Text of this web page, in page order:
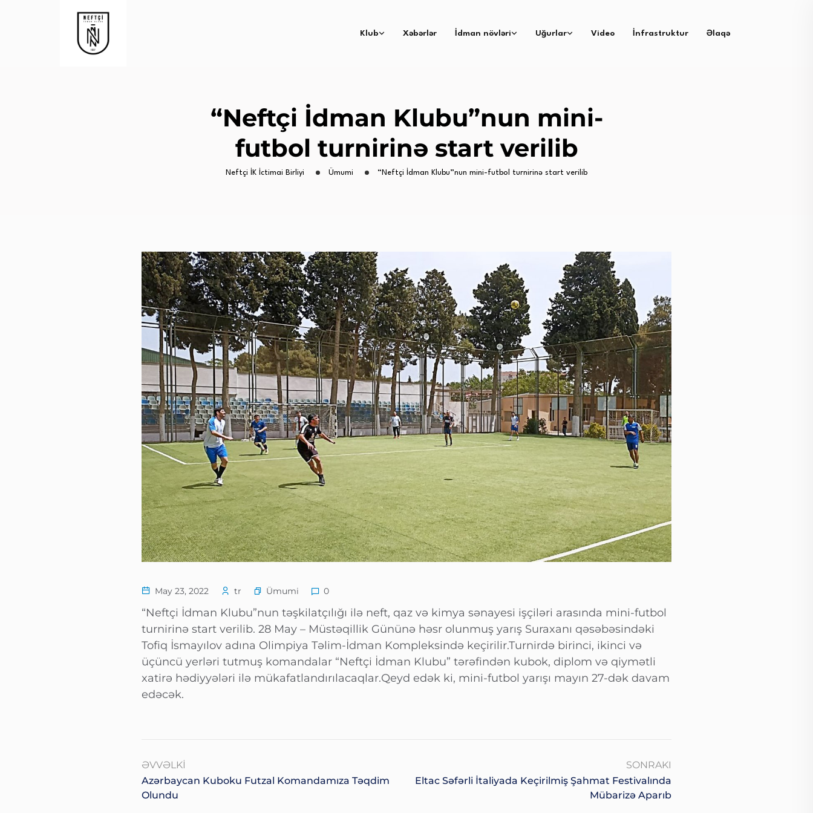
Klub Xəbərlər İdman növləri Uğurlar Video İnfrastruktur Əlaqə
“Neftçi İdman Klubu”nun mini-
futbol turnirinə start verilib
Neftçi İK İctimai Birliyi Ümumi “Neftçi İdman Klubu”nun mini-futbol turnirinə start verilib
May 23, 2022 tr Ümumi 0
“Neftçi İdman Klubu”nun təşkilatçılığı ilə neft, qaz və kimya sənayesi işçiləri arasında mini-futbol
turnirinə start verilib. 28 May – Müstəqillik Gününə həsr olunmuş yarış Suraxanı qəsəbəsindəki
Tofiq İsmayılov adına Olimpiya Təlim-İdman Kompleksində keçirilir.Turnirdə birinci, ikinci və
üçüncü yerləri tutmuş komandalar “Neftçi İdman Klubu” tərəfindən kubok, diplom və qiymətli
xatirə hədiyyələri ilə mükafatlandırılacaqlar.Qeyd edək ki, mini-futbol yarışı mayın 27-dək davam
edəcək.
ƏVVƏLKI
Azərbaycan Kuboku Futzal Komandamıza Təqdim
Olundu
SONRAKI
Eltac Səfərli İtaliyada Keçirilmiş Şahmat Festivalında
Mübarizə Aparıb